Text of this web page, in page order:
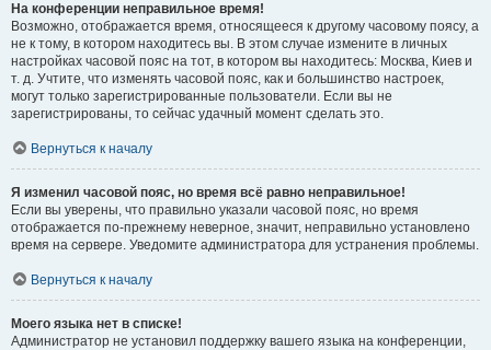
На конференции неправильное время!
Возможно, отображается время, относящееся к другому часовому поясу, а
не к тому, в котором находитесь вы. В этом случае измените в личных
настройках часовой пояс на тот, в котором вы находитесь: Москва, Киев и
т. д. Учтите, что изменять часовой пояс, как и большинство настроек,
могут только зарегистрированные пользователи. Если вы не
зарегистрированы, то сейчас удачный момент сделать это.
Вернуться к началу
Я изменил часовой пояс, но время всё равно неправильное!
Если вы уверены, что правильно указали часовой пояс, но время
отображается по-прежнему неверное, значит, неправильно установлено
время на сервере. Уведомите администратора для устранения проблемы.
Вернуться к началу
Моего языка нет в списке!
Администратор не установил поддержку вашего языка на конференции,